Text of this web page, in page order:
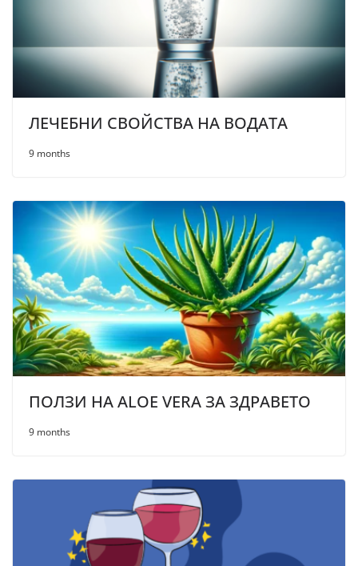
ЛЕЧЕБНИ СВОЙСТВА НА ВОДАТА
9 months
ПОЛЗИ НА ALOE VERA ЗА ЗДРАВЕТО
9 months